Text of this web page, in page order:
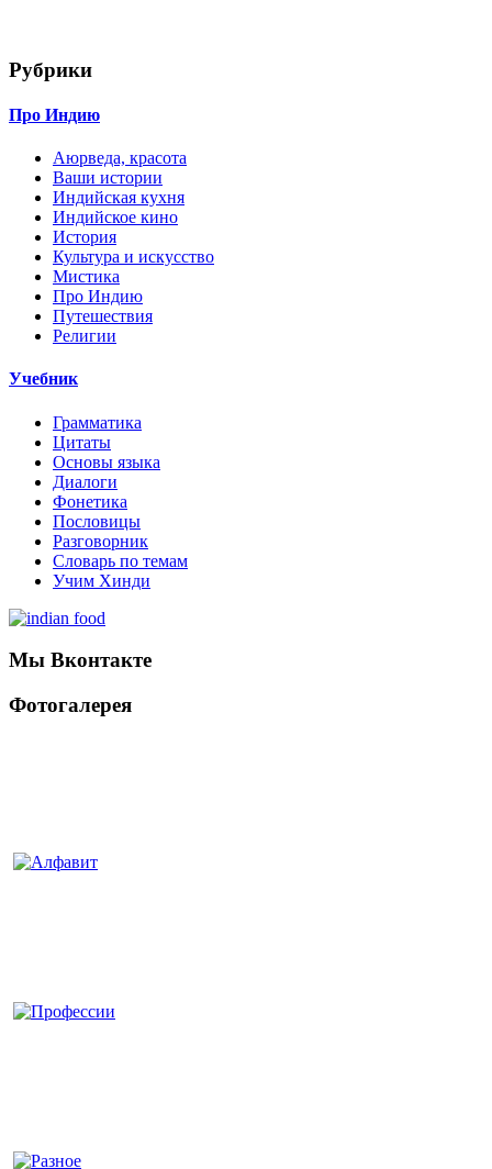
Рубрики
Про Индию
Аюрведа, красота
Ваши истории
Индийская кухня
Индийское кино
История
Культура и искусство
Мистика
Про Индию
Путешествия
Религии
Учебник
Грамматика
Цитаты
Основы языка
Диалоги
Фонетика
Пословицы
Разговорник
Словарь по темам
Учим Хинди
Мы Вконтакте
Фотогалерея